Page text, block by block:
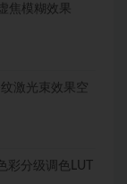
焦模糊效果
激光束效果空
分级调色LUT